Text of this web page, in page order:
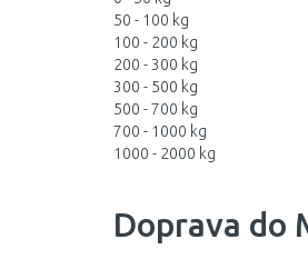
50 - 100 kg
100 - 200 kg
200 - 300 kg
300 - 500 kg
500 - 700 kg
700 - 1000 kg
1000 - 2000 kg
Doprava do